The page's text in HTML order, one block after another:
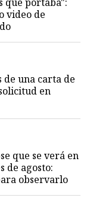
video de
de una carta de
en
que se verá en
de agosto:
observarlo